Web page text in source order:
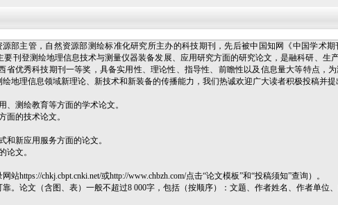
部主管，自然资源部测绘标准化研究所主办的科技期刊，先后被中国知网《中国学术
刊登测绘地理信息技术与测量仪器装备发展、应用研究方面的研究论文，是融科研、生
优秀科技期刊一等奖，具备实用性、理论性、指导性、前瞻性以及信息量大等特点，
地理信息领域新理论、新技术和新装备的传播能力，我们热诚欢迎广大读者积极投稿并提
测绘教育等方面的学术论文。
面的技术论文。
新应用服务方面的论文。
论文。
https://chkj.cbpt.cnki.net/或http://www.chbzh.com/点击“论文模板”和“投稿须知”查询）。
。论文（含图、表）一般不超过8 000字，包括（按顺序）：文题、作者姓名、作者单位